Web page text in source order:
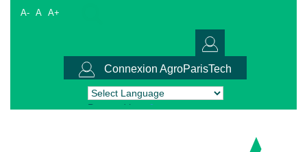
A- A A+
Connexion AgroParisTech
Powered by Translate